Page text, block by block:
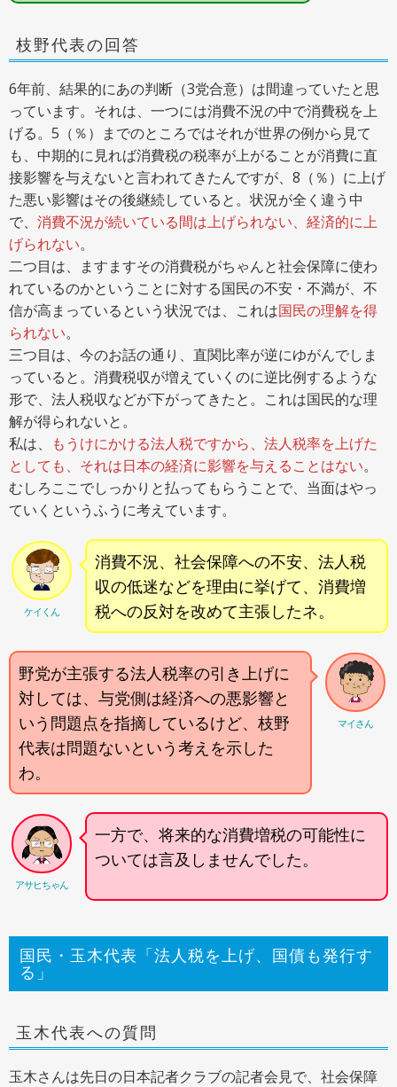
枝野代表の回答
6年前、結果的にあの判断（3党合意）は間違っていたと思
っています。それは、一つには消費不況の中で消費税を上
げる。5（％）までのところではそれが世界の例から見て
も、中期的に見れば消費税の税率が上がることが消費に直
接影響を与えないと言われてきたんですが、8（％）に上げ
た悪い影響はその後継続していると。状況が全く違う中
で、 消費不況が続いている間は上げられない、経済的に上
げられない。
二つ目は、ますますその消費税がちゃんと社会保障に使わ
れているのかということに対する国民の不安・不満が、不
信が高まっているという状況では、これは国民の理解を得
られない。
三つ目は、今のお話の通り、直関比率が逆にゆがんでしま
っていると。消費税収が増えていくのに逆比例するような
形で、法人税収などが下がってきたと。これは国民的な理
解が得られないと。
私は、
もうけにかける法人税ですから、法人税率を上げた
としても、それは日本の経済に影響を与えることはない。
むしろここでしっかりと払ってもらうことで、当面はやっ
ていくというふうに考えています。
ケイくん
消費不況、社会保障への不安、法人税
収の低迷などを理由に挙げて、消費増
税への反対を改めて主張したネ。
マイさん
野党が主張する法人税率の引き上げに
対しては、与党側は経済への悪影響と
いう問題点を指摘しているけど、枝野
代表は問題ないという考えを示した
わ。
アサヒちゃん
一方で、将来的な消費増税の可能性に
ついては言及しませんでした。
国民・玉木代表「法人税を上げ、国債も発行す
る」
玉木代表への質問
玉木さんは先日の日本記者クラブの記者会見で、社会保障